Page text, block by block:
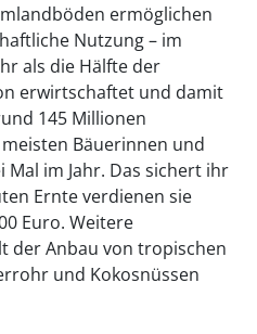
ermöglichen
Nutzung – im
als die Hälfte der
erwirtschaftet und damit
145 Millionen
Bäuerinnen und
im Jahr. Das sichert ihr
Ernte verdienen sie
Euro. Weitere
der Anbau von tropischen
und Kokosnüssen